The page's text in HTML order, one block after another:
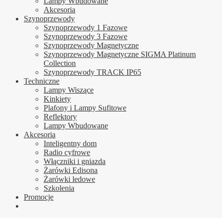
Akcesoria
Szynoprzewody
Szynoprzewody 1 Fazowe
Szynoprzewody 3 Fazowe
Szynoprzewody Magnetyczne
Szynoprzewody Magnetyczne SIGMA Platinum
Collection
Szynoprzewody TRACK IP65
Techniczne
Lampy Wiszące
Kinkiety
Plafony i Lampy Sufitowe
Reflektory
Lampy Wbudowane
Akcesoria
Inteligentny dom
Radio cyfrowe
Włączniki i gniazda
Żarówki Edisona
Żarówki ledowe
Szkolenia
Promocje